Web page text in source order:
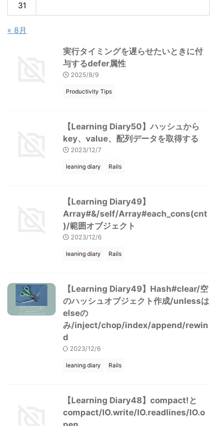
31
« 8月
実行タイミングを遅らせたいときに付
与するdefer属性
2025/8/9
Productivity Tips
【Learning Diary50】ハッシュから
key、value、配列データを取得する
2023/12/7
leaning diary Rails
【Learning Diary49】
Array#&/self/Array#each_cons(cnt
)/範囲オブジェクト
2023/12/6
leaning diary Rails
【Learning Diary49】Hash#clear/空
のハッシュオブジェクト作成/unlessは
elseの
み/inject/chop/index/append/rewin
d
2023/12/6
leaning diary Rails
【Learning Diary48】compact!と
compact/IO.write/IO.readlines/IO.o